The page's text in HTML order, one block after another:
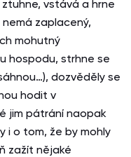
vstává a hrne
nemá zaplacený,
mohutný
hospodu, strhne se
dozvěděly se
hodit v
jim pátrání naopak
i o tom, že by mohly
zažít nějaké